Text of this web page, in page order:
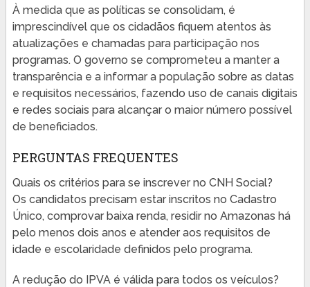
À medida que as políticas se consolidam, é
imprescindível que os cidadãos fiquem atentos às
atualizações e chamadas para participação nos
programas. O governo se comprometeu a manter a
transparência e a informar a população sobre as datas
e requisitos necessários, fazendo uso de canais digitais
e redes sociais para alcançar o maior número possível
de beneficiados.
PERGUNTAS FREQUENTES
Quais os critérios para se inscrever no CNH Social?
Os candidatos precisam estar inscritos no Cadastro
Único, comprovar baixa renda, residir no Amazonas há
pelo menos dois anos e atender aos requisitos de
idade e escolaridade definidos pelo programa.
A redução do IPVA é válida para todos os veículos?